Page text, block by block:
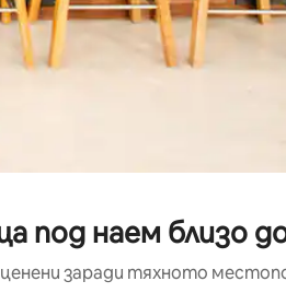
под наем близо
заради тяхното